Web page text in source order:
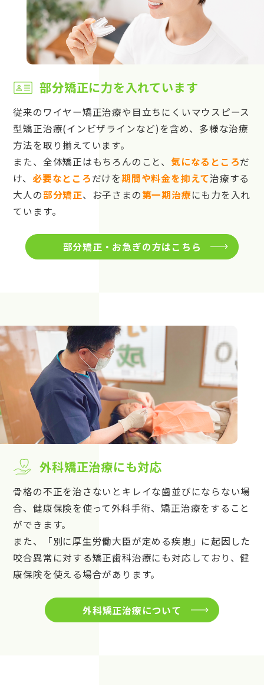
部分矯正に力を入れています
従来のワイヤー矯正治療や目立ちにくいマウスピース
型矯正治療(インビザラインなど)を含め、多様な治療
方法を取り揃えています。
また、全体矯正はもちろんのこと、 気になるところだ
け、 必要なところだけを期間や料金を抑えて治療する
大人の部分矯正、お子さまの第一期治療にも力を入れ
ています。
部分矯正・お急ぎの方はこちら
外科矯正治療にも対応
骨格の不正を治さないとキレイな歯並びにならない場
合、健康保険を使って外科手術、矯正治療をすること
ができます。
また、「別に厚生労働大臣が定める疾患」に起因した
咬合異常に対する矯正歯科治療にも対応しており、健
康保険を使える場合があります。
外科矯正治療について